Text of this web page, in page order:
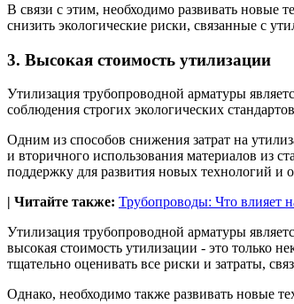
В связи с этим, необходимо развивать новые
снизить экологические риски, связанные с
3. Высокая стоимость утилизации
Утилизация трубопроводной арматуры
соблюдения строгих экологических
Одним из способов снижения затрат на
и вторичного использования материалов из
поддержку для развития новых технологий и
| Читайте также: Трубопроводы: Что влияет
Утилизация трубопроводной арматуры
высокая стоимость утилизации - это только
тщательно оценивать все риски и затраты,
Однако, необходимо также развивать новые